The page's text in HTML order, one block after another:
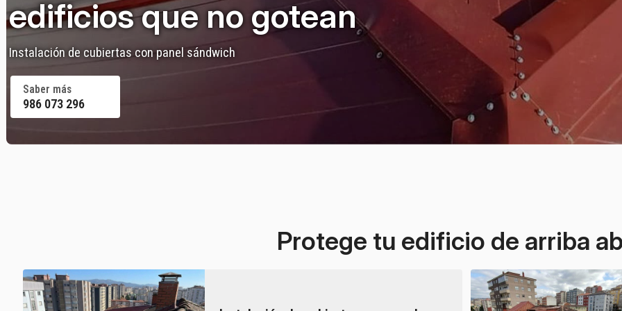
edificios que no gotean
Instalación de cubiertas con panel sándwich
Saber más
986 073 296
Protege tu edificio de arriba